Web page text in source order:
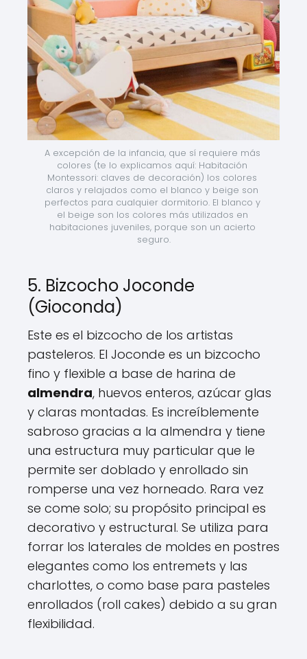
A excepción de la infancia, que sí requiere más
colores (te lo explicamos aquí: Habitación
Montessori: claves de decoración) los colores
claros y relajados como el blanco y beige son
perfectos para cualquier dormitorio. El blanco y
el beige son los colores más utilizados en
habitaciones juveniles, porque son un acierto
seguro.
5. Bizcocho Joconde
(Gioconda)
Este es el bizcocho de los artistas
pasteleros. El Joconde es un bizcocho
fino y flexible a base de harina de
almendra, huevos enteros, azúcar glas
y claras montadas. Es increíblemente
sabroso gracias a la almendra y tiene
una estructura muy particular que le
permite ser doblado y enrollado sin
romperse una vez horneado. Rara vez
se come solo; su propósito principal es
decorativo y estructural. Se utiliza para
forrar los laterales de moldes en postres
elegantes como los entremets y las
charlottes, o como base para pasteles
enrollados (roll cakes) debido a su gran
flexibilidad.